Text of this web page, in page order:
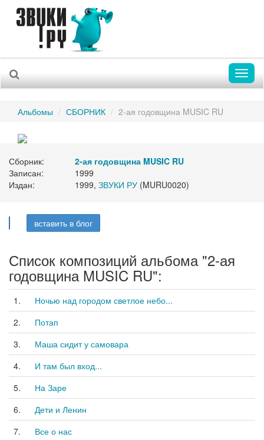
Альбомы СБОРНИК 2-ая годовщина MUSIC RU
Сборник:
2-ая годовщина MUSIC RU
Записан:
1999
Издан:
1999, ЗВУКИ РУ (MURU0020)
вставить в блог
Список композиций альбома "2-ая
годовщина MUSIC RU":
1.
Ночью над городом светлое небо...
2.
Потап
3.
Маша сидит у самовара
4.
И там был вход...
5.
На Заре
6.
Дети и Ленин
7.
Все о нас